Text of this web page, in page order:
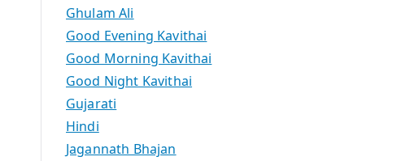
Ghulam Ali
Good Evening Kavithai
Good Morning Kavithai
Good Night Kavithai
Gujarati
Hindi
Jagannath Bhajan